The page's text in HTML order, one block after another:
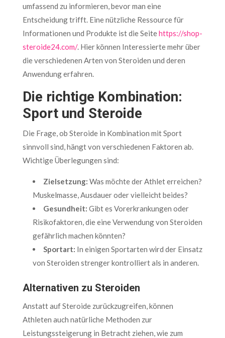
umfassend zu informieren, bevor man eine
Entscheidung trifft. Eine nützliche Ressource für
Informationen und Produkte ist die Seitehttps://shop-
steroide24.com/. Hier können Interessierte mehr über
die verschiedenen Arten von Steroiden und deren
Anwendung erfahren.
Die richtige Kombination:
Sport und Steroide
Die Frage, ob Steroide in Kombination mit Sport
sinnvoll sind, hängt von verschiedenen Faktoren ab.
Wichtige Überlegungen sind:
Zielsetzung: Was möchte der Athlet erreichen?
Muskelmasse, Ausdauer oder vielleicht beides?
Gesundheit: Gibt es Vorerkrankungen oder
Risikofaktoren, die eine Verwendung von Steroiden
gefährlich machen könnten?
Sportart: In einigen Sportarten wird der Einsatz
von Steroiden strenger kontrolliert als in anderen.
Alternativen zu Steroiden
Anstatt auf Steroide zurückzugreifen, können
Athleten auch natürliche Methoden zur
Leistungssteigerung in Betracht ziehen, wie zum